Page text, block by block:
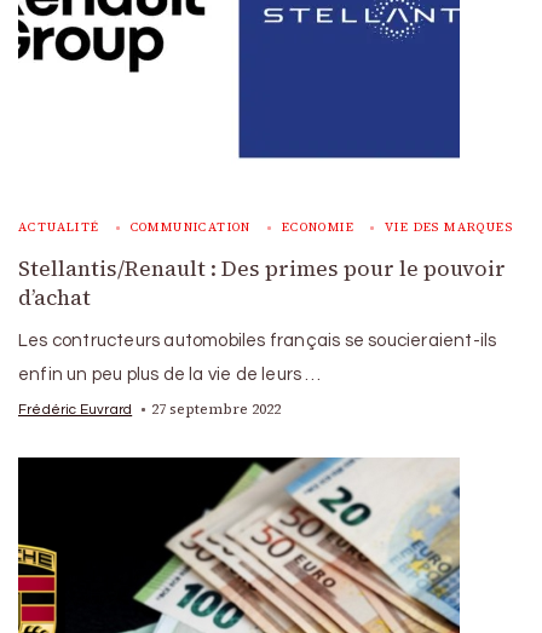
ACTUALITÉ COMMUNICATION ECONOMIE VIE DES MARQUES
Stellantis/Renault : Des primes pour le pouvoir
d’achat
Les contructeurs automobiles français se soucieraient-ils
enfin un peu plus de la vie de leurs …
Frédéric Euvrard 27 septembre 2022